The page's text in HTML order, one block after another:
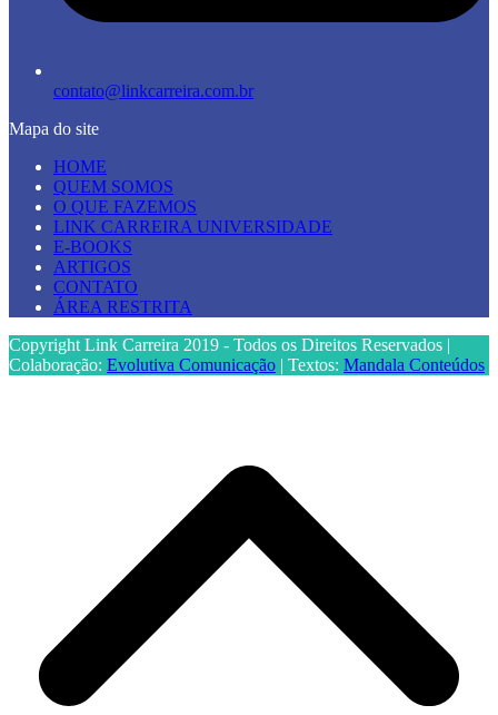
contato@linkcarreira.com.br
Mapa do site
HOME
QUEM SOMOS
O QUE FAZEMOS
LINK CARREIRA UNIVERSIDADE
E-BOOKS
ARTIGOS
CONTATO
ÁREA RESTRITA
Copyright Link Carreira 2019 - Todos os Direitos Reservados |
Colaboração: Evolutiva Comunicação | Textos: Mandala Conteúdos